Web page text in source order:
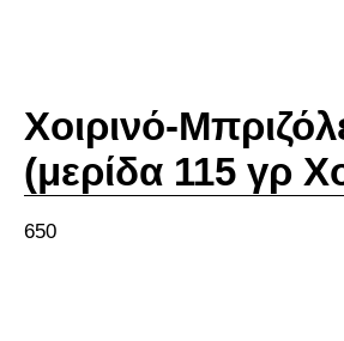
Χοιρινό-
(μερίδα 115 γρ
650